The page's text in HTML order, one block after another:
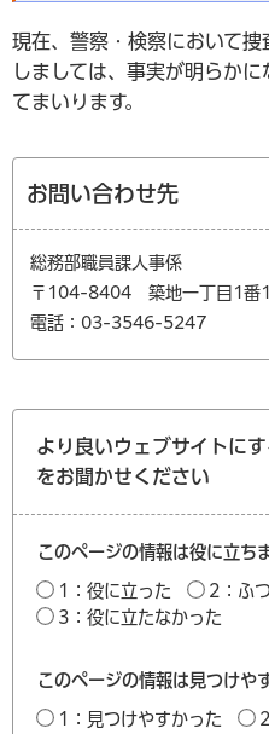
現在、警察・検察において
しましては、事実が明らか
てまいります。
お問い合わせ先
総務部職員課人事係
〒104-8404 築地一丁目1番
電話：03-3546-5247
より良いウェブサイトに
をお聞かせください
このページの情報は役に立ち
1：役に立った
2：ふ
3：役に立たなかった
このページの情報は見つけや
1：見つけやすかった